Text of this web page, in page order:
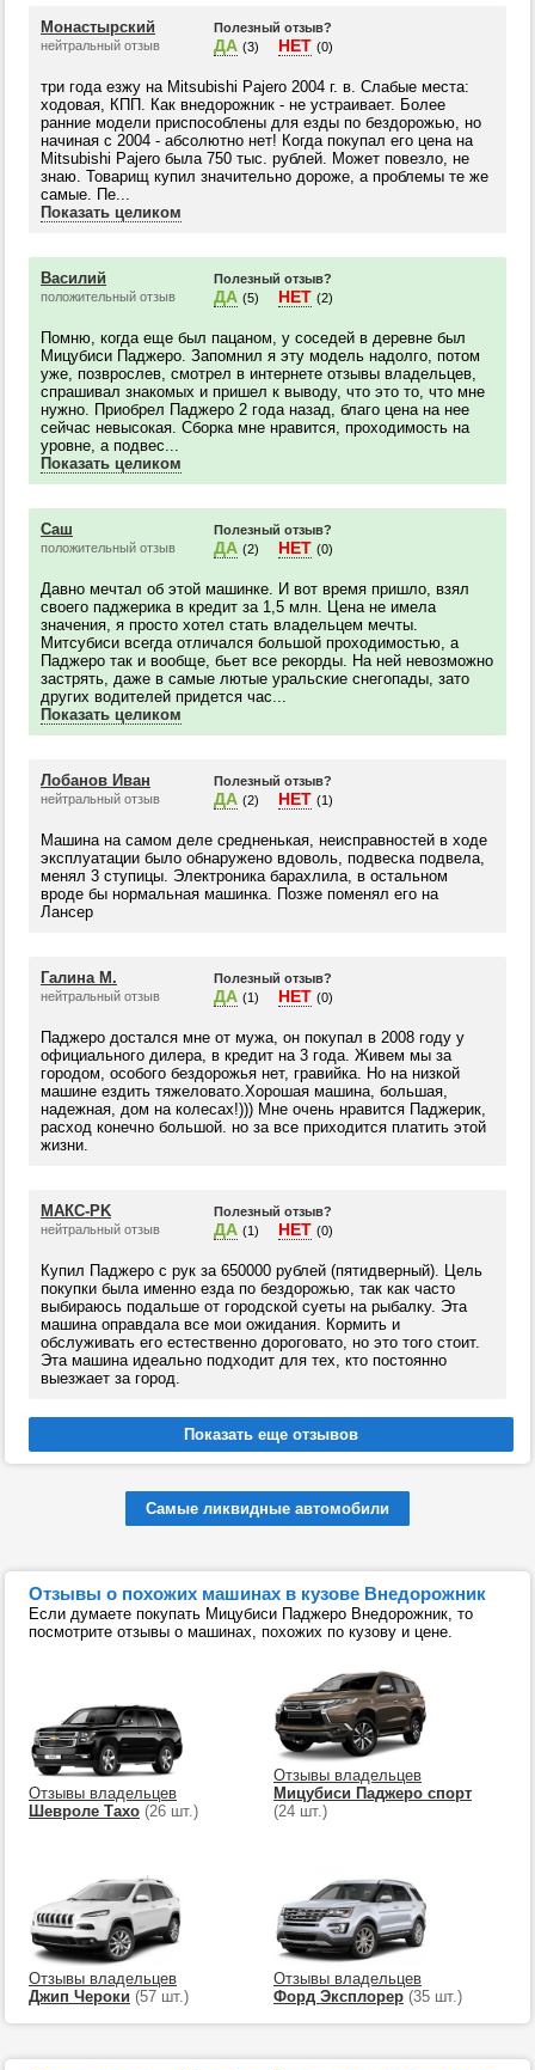
Монастырский
нейтральный отзыв
Полезный отзыв?
ДА (3) НЕТ (0)
три года езжу на Mitsubishi Pajero 2004 г. в. Слабые места:
ходовая, КПП. Как внедорожник - не устраивает. Более
ранние модели приспособлены для езды по бездорожью, но
начиная с 2004 - абсолютно нет! Когда покупал его цена на
Mitsubishi Pajero была 750 тыс. рублей. Может повезло, не
знаю. Товарищ купил значительно дороже, а проблемы те же
самые. Пе...
Показать целиком
Василий
положительный отзыв
Полезный отзыв?
ДА (5) НЕТ (2)
Помню, когда еще был пацаном, у соседей в деревне был
Мицубиси Паджеро. Запомнил я эту модель надолго, потом
уже, позврослев, смотрел в интернете отзывы владельцев,
спрашивал знакомых и пришел к выводу, что это то, что мне
нужно. Приобрел Паджеро 2 года назад, благо цена на нее
сейчас невысокая. Сборка мне нравится, проходимость на
уровне, а подвес...
Показать целиком
Саш
положительный отзыв
Полезный отзыв?
ДА (2) НЕТ (0)
Давно мечтал об этой машинке. И вот время пришло, взял
своего паджерика в кредит за 1,5 млн. Цена не имела
значения, я просто хотел стать владельцем мечты.
Митсубиси всегда отличался большой проходимостью, а
Паджеро так и вообще, бьет все рекорды. На ней невозможно
застрять, даже в самые лютые уральские снегопады, зато
других водителей придется час...
Показать целиком
Лобанов Иван
нейтральный отзыв
Полезный отзыв?
ДА (2) НЕТ (1)
Машина на самом деле средненькая, неисправностей в ходе
эксплуатации было обнаружено вдоволь, подвеска подвела,
менял 3 ступицы. Электроника барахлила, в остальном
вроде бы нормальная машинка. Позже поменял его на
Лансер
Галина М.
нейтральный отзыв
Полезный отзыв?
ДА (1) НЕТ (0)
Паджеро достался мне от мужа, он покупал в 2008 году у
официального дилера, в кредит на 3 года. Живем мы за
городом, особого бездорожья нет, гравийка. Но на низкой
машине ездить тяжеловато.Хорошая машина, большая,
надежная, дом на колесах!))) Мне очень нравится Паджерик,
расход конечно большой. но за все приходится платить этой
жизни.
МАКС-PK
нейтральный отзыв
Полезный отзыв?
ДА (1) НЕТ (0)
Купил Паджеро с рук за 650000 рублей (пятидверный). Цель
покупки была именно езда по бездорожью, так как часто
выбираюсь подальше от городской суеты на рыбалку. Эта
машина оправдала все мои ожидания. Кормить и
обслуживать его естественно дороговато, но это того стоит.
Эта машина идеально подходит для тех, кто постоянно
выезжает за город.
Самые ликвидные автомобили
Отзывы о похожих машинах в кузове Внедорожник
Если думаете покупать Мицубиси Паджеро Внедорожник, то
посмотрите отзывы о машинах, похожих по кузову и цене.
Отзывы владельцев
Шевроле Тахо (26 шт.)
Отзывы владельцев
Мицубиси Паджеро спорт
(24 шт.)
Отзывы владельцев
Джип Чероки (57 шт.)
Отзывы владельцев
Форд Эксплорер(35 шт.)